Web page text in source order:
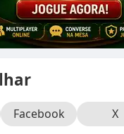
Facebook X